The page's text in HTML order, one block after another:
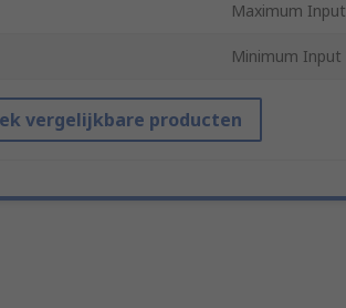
Maximum
Minimum Input
vergelijkbare producten